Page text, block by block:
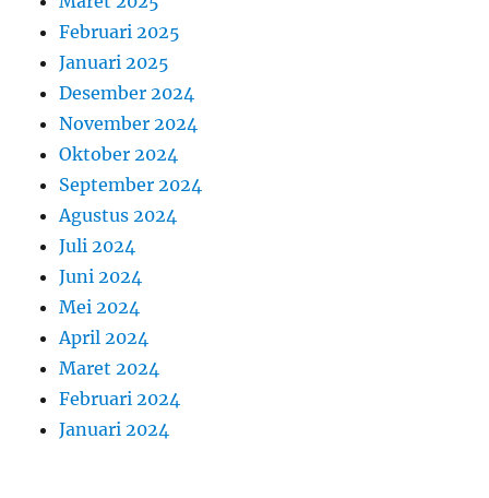
Februari 2025
Januari 2025
Desember 2024
November 2024
Oktober 2024
September 2024
Agustus 2024
Juli 2024
Juni 2024
Mei 2024
April 2024
Maret 2024
Februari 2024
Januari 2024